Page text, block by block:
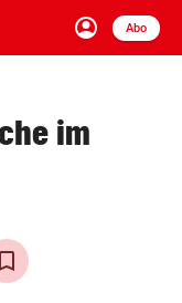
account_circle
Anmelden
Abo
close Schließen
arrow_right
im